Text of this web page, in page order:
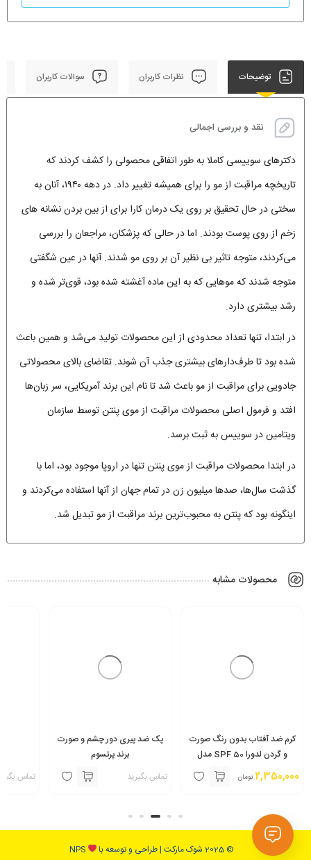
توضیحات نظرات کاربران سوالات کاربران
نقد و بررسی اجمالی
دکترهای سوییسی کاملا به طور اتفاقی محصولی را کشف کردند که
تاریخچه مراقبت از مو را برای همیشه تغییر داد. در دهه ۱۹۴۰، آنان به
سختی در حال تحقیق بر روی یک درمان کارا برای از بین بردن نشانه ‌های
زخم از روی پوست بودند. اما در حالی که پزشکان، مراجعان را بررسی
می‌کردند، متوجه تاثیر بی نظیر آن بر روی مو شدند. آنها در عین شگفتی
متوجه شدند که موهایی که به این ماده آغشته شده بود، قوی‌تر شده و
رشد بیشتری دارد.
در ابتدا، تنها تعداد محدودی از این محصولات تولید می­‌شد و همین باعث
شده بود تا طرف‌دارهای بیشتری جذب آن شوند. تقاضای بالای محصولاتی
جادویی برای مراقبت از مو باعث شد تا نام این برند آمریکایی، سر زبان‌ها
افتد و فرمول اصلی محصولات مراقبت از موی پنتن توسط سازمان
ویتامین در سوییس به ثبت برسد.
در ابتدا محصولات مراقبت از موی پنتن تنها در اروپا موجود بود، اما با
گذشت سال­‌ها، صدها میلیون زن در تمام جهان از آن­ها استفاده می­‌کردند و
اینگونه بود که پنتن به محبوب‌ترین برند مراقبت از مو تبدیل شد.
محصولات مشابه
کرم ضد آفتاب بدون رنگ صورت
و گردن لدورا SPF 50 مدل
2,350,000 تومان
پک ضد پیری دور چشم و صورت
برند پرتسوم
تماس بگیرید
تماس
© 2025 شوک مارکت | طراحی و توسعه با NPS